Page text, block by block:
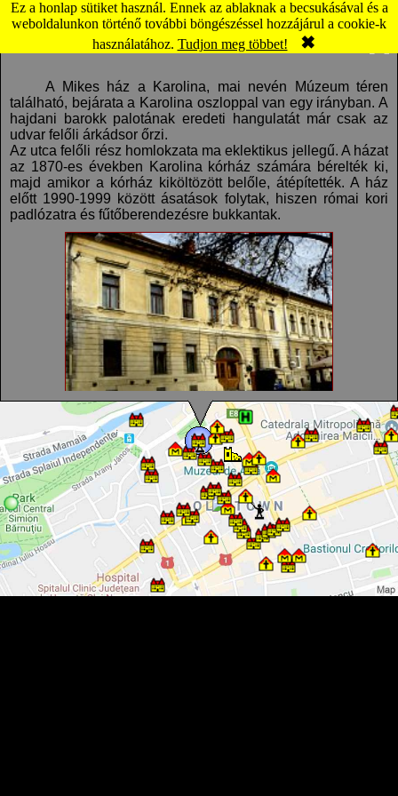
Ez a honlap sütiket használ. Ennek az ablaknak a becsukásával és a
weboldalunkon történő további böngészéssel hozzájárul a cookie-k
használatához. Tudjon meg többet! ✖
Kolozsvár: Mikes Ház (térkép)
A Mikes ház a Karolina, mai nevén Múzeum téren
található, bejárata a Karolina oszloppal van egy irányban. A
hajdani barokk palotának eredeti hangulatát már csak az
udvar felőli árkádsor őrzi.
Az utca felőli rész homlokzata ma eklektikus jellegű. A házat
az 1870-es években Karolina kórház számára bérelték ki,
majd amikor a kórház kiköltözött belőle, átépítették. A ház
előtt 1990-1999 között ásatások folytak, hiszen római kori
padlózatra és fűtőberendezésre bukkantak.
Mikes Ház, Kolozsvár., Fotó: Mezei Elemér
Komment Panoráma